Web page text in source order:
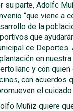
su parte, Adolfo
“que viene a
de la
que
de Deportes.
en
y con
con acuerdos
el cuidado
Muñiz quiere